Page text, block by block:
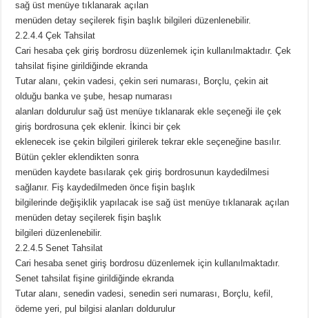
sağ üst menüye tıklanarak açılan
menüden detay seçilerek fişin başlık bilgileri düzenlenebilir.
2.2.4.4 Çek Tahsilat
Cari hesaba çek giriş bordrosu düzenlemek için kullanılmaktadır. Çek
tahsilat fişine girildiğinde ekranda
Tutar alanı, çekin vadesi, çekin seri numarası, Borçlu, çekin ait
olduğu banka ve şube, hesap numarası
alanları doldurulur sağ üst menüye tıklanarak ekle seçeneği ile çek
giriş bordrosuna çek eklenir. İkinci bir çek
eklenecek ise çekin bilgileri girilerek tekrar ekle seçeneğine basılır.
Bütün çekler eklendikten sonra
menüden kaydete basılarak çek giriş bordrosunun kaydedilmesi
sağlanır. Fiş kaydedilmeden önce fişin başlık
bilgilerinde değişiklik yapılacak ise sağ üst menüye tıklanarak açılan
menüden detay seçilerek fişin başlık
bilgileri düzenlenebilir.
2.2.4.5 Senet Tahsilat
Cari hesaba senet giriş bordrosu düzenlemek için kullanılmaktadır.
Senet tahsilat fişine girildiğinde ekranda
Tutar alanı, senedin vadesi, senedin seri numarası, Borçlu, kefil,
ödeme yeri, pul bilgisi alanları doldurulur